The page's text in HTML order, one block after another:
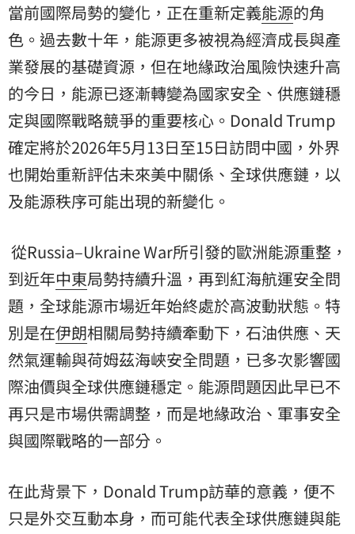
當前國際局勢的變化，正在重新定義能源的角
色。過去數十年，能源更多被視為經濟成長與產
業發展的基礎資源，但在地緣政治風險快速升高
的今日，能源已逐漸轉變為國家安全、供應鏈穩
定與國際戰略競爭的重要核心。Donald Trump
確定將於2026年5月13日至15日訪問中國，外界
也開始重新評估未來美中關係、全球供應鏈，以
及能源秩序可能出現的新變化。
從Russia–Ukraine War所引發的歐洲能源重整，
到近年中東局勢持續升溫，再到紅海航運安全問
題，全球能源市場近年始終處於高波動狀態。特
別是在伊朗相關局勢持續牽動下，石油供應、天
然氣運輸與荷姆茲海峽安全問題，已多次影響國
際油價與全球供應鏈穩定。能源問題因此早已不
再只是市場供需調整，而是地緣政治、軍事安全
與國際戰略的一部分。
在此背景下，Donald Trump訪華的意義，便不
只是外交互動本身，而可能代表全球供應鏈與能